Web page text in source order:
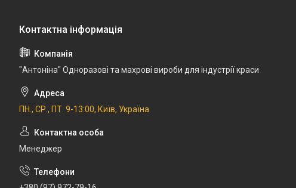
"Антоніна" Одноразові та махрові вироби для індустрії краси
ПН., СР., ПТ. 9-13:00, Київ, Україна
Менеджер